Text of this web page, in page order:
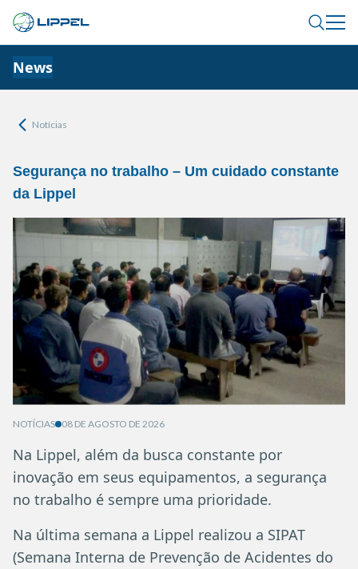
News
Notícias
Segurança no trabalho – Um cuidado constante
da Lippel
NOTÍCIAS 08 DE AGOSTO DE 2026
Na Lippel, além da busca constante por
inovação em seus equipamentos, a segurança
no trabalho é sempre uma prioridade.
Na última semana a Lippel realizou a SIPAT
(Semana Interna de Prevenção de Acidentes do